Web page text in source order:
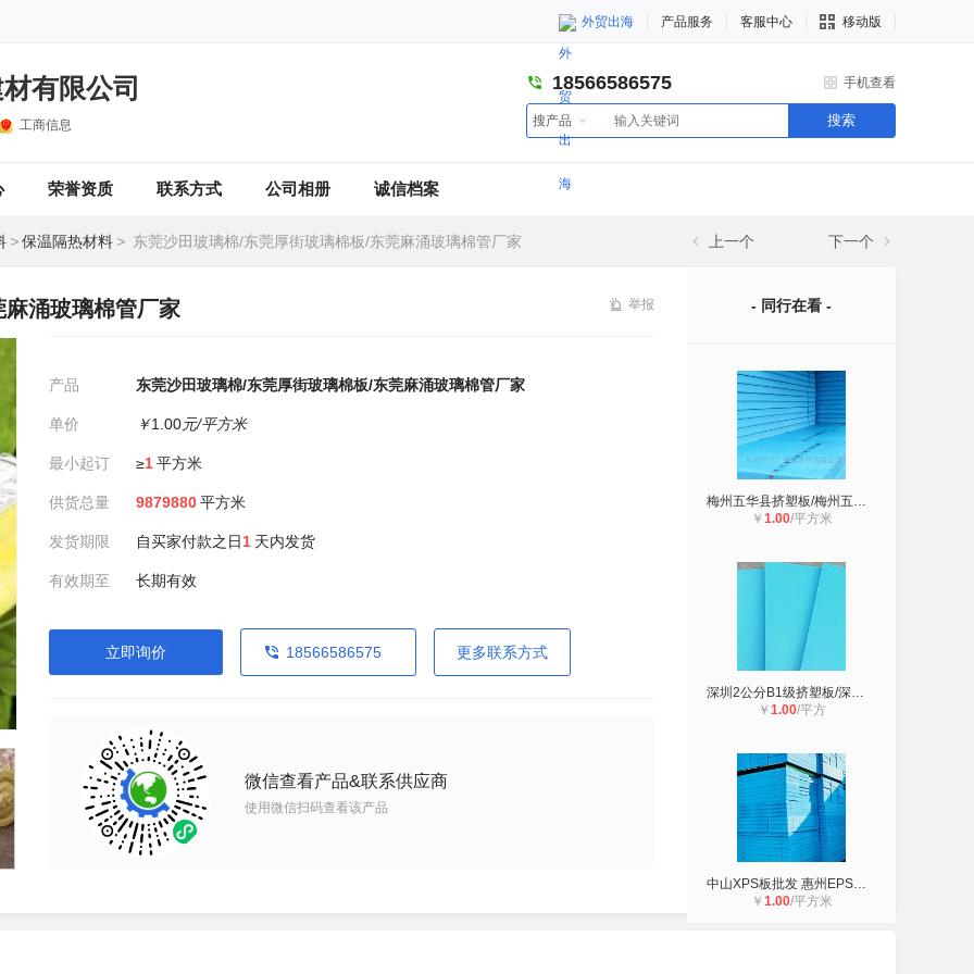
外贸出海 产品服务 客服中心 移动版
有限公司
工商信息
18566586575 手机查看
搜产品 搜索
荣誉资质 联系方式 公司相册 诚信档案
>保温隔热材料 > 东莞沙田玻璃棉/东莞厚街玻璃棉板/东莞麻涌玻璃棉管厂家 上一个 下一个
涌玻璃棉管厂家 举报
产品 东莞沙田玻璃棉/东莞厚街玻璃棉板/东莞麻涌玻璃棉管厂家
单价 ￥1.00元/平方米
最小起订 ≥1平方米
供货总量 9879880平方米
发货期限 自买家付款之日1 天内发货
有效期至 长期有效
立即询价 18566586575 更多联系方式
微信查看产品&联系供应商
使用微信扫码查看该产品
- 同行在看 -
梅州五华县挤塑板/梅州五华县B1级挤
￥ 1.00/平方米
深圳2公分B1级挤塑板/深圳南山区2公
￥ 1.00/平方
中山XPS板批发 惠州EPS板价格 珠海屋
￥ 1.00/平方米